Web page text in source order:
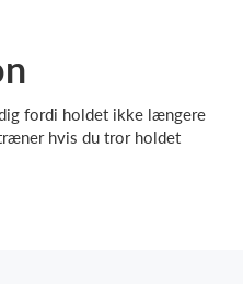
fordi holdet ikke længere
hvis du tror holdet